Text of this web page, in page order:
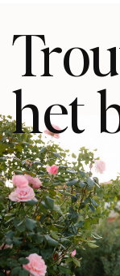
het